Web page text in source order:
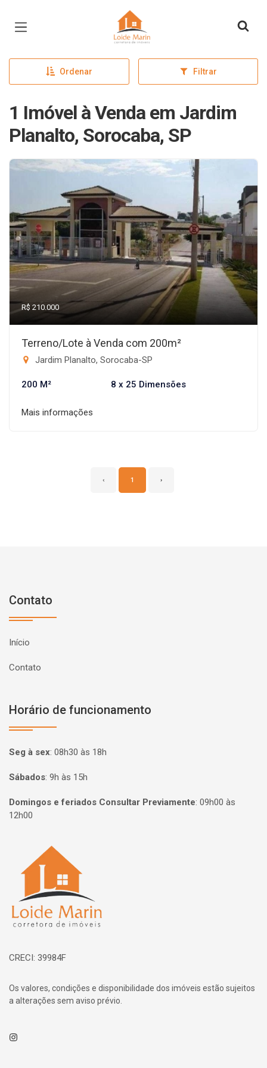
Página inicial
Ordenar Filtrar
1 Imóvel à Venda em Jardim
Planalto, Sorocaba, SP
R$ 210.000
Terreno/Lote à Venda com 200m²
Jardim Planalto, Sorocaba-SP
200 M² 8 x 25 Dimensões
Mais informações
‹ 1 ›
Contato
Início
Contato
Horário de funcionamento
Seg à sex: 08h30 às 18h
Sábados: 9h às 15h
Domingos e feriados Consultar Previamente: 09h00 às
12h00
Página inicial
CRECI: 39984F
Os valores, condições e disponibilidade dos imóveis estão sujeitos
a alterações sem aviso prévio.
Instagram